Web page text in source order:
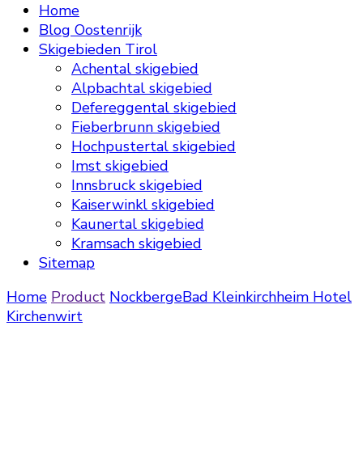
Home
Blog Oostenrijk
Skigebieden Tirol
Achental skigebied
Alpbachtal skigebied
Defereggental skigebied
Fieberbrunn skigebied
Hochpustertal skigebied
Imst skigebied
Innsbruck skigebied
Kaiserwinkl skigebied
Kaunertal skigebied
Kramsach skigebied
Sitemap
Home Product NockbergeBad Kleinkirchheim Hotel
Kirchenwirt